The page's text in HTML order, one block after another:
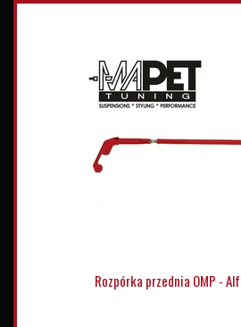
Rozpórka przednia OMP -